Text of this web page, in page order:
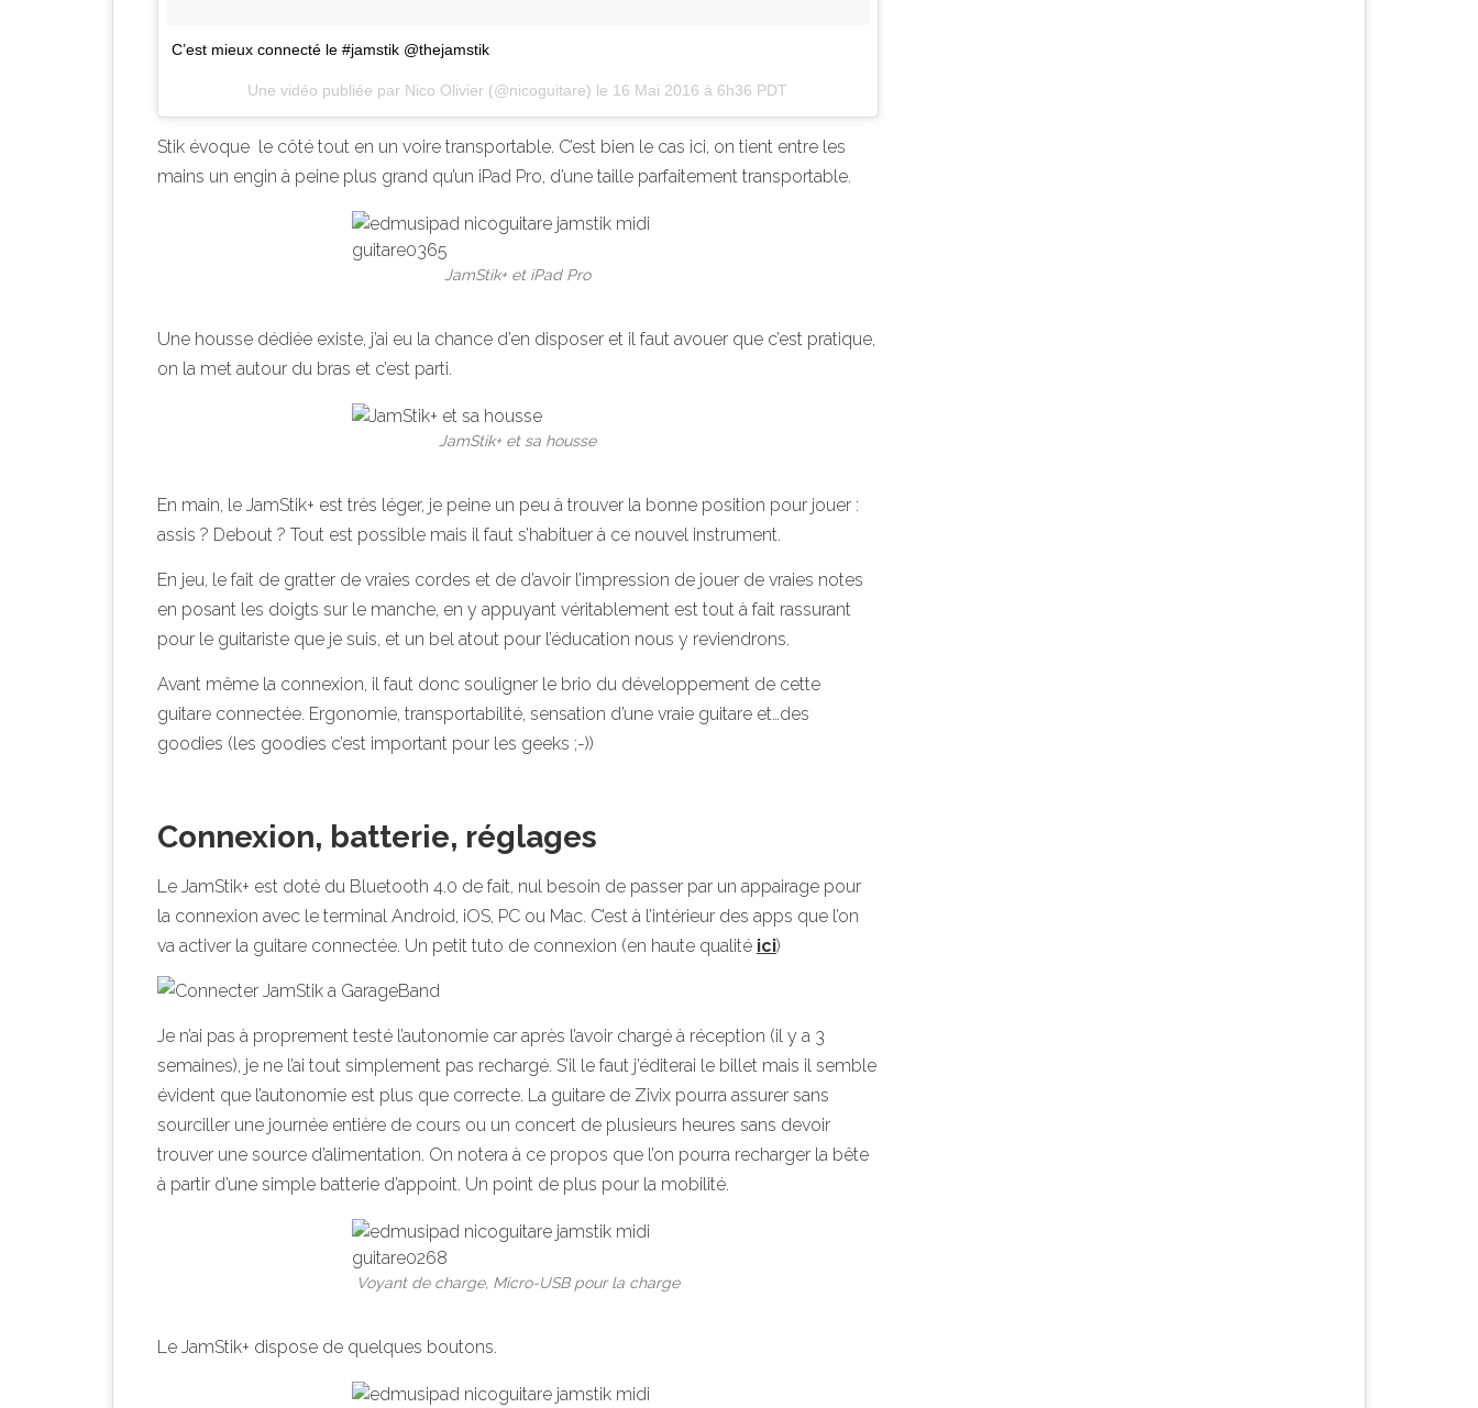
C’est mieux connecté le #jamstik @thejamstik
Une vidéo publiée par Nico Olivier (@nicoguitare) le 16 Mai 2016 à 6h36 PDT
Stik évoque le côté tout en un voire transportable. C’est bien le cas ici, on tient entre les
mains un engin à peine plus grand qu’un iPad Pro, d’une taille parfaitement transportable.
JamStik+ et iPad Pro
Une housse dédiée existe, j’ai eu la chance d’en disposer et il faut avouer que c’est pratique,
on la met autour du bras et c’est parti.
JamStik+ et sa housse
En main, le JamStik+ est très léger, je peine un peu à trouver la bonne position pour jouer :
assis ? Debout ? Tout est possible mais il faut s’habituer à ce nouvel instrument.
En jeu, le fait de gratter de vraies cordes et de d’avoir l’impression de jouer de vraies notes
en posant les doigts sur le manche, en y appuyant véritablement est tout à fait rassurant
pour le guitariste que je suis, et un bel atout pour l’éducation nous y reviendrons.
Avant même la connexion, il faut donc souligner le brio du développement de cette
guitare connectée. Ergonomie, transportabilité, sensation d’une vraie guitare et…des
goodies (les goodies c’est important pour les geeks ;-))
Connexion, batterie, réglages
Le JamStik+ est doté du Bluetooth 4.0 de fait, nul besoin de passer par un appairage pour
la connexion avec le terminal Android, iOS, PC ou Mac. C’est à l’intérieur des apps que l’on
va activer la guitare connectée. Un petit tuto de connexion (en haute qualité ici)
Je n’ai pas à proprement testé l’autonomie car après l’avoir chargé à réception (il y a 3
semaines), je ne l’ai tout simplement pas rechargé. S’il le faut j’éditerai le billet mais il semble
évident que l’autonomie est plus que correcte. La guitare de Zivix pourra assurer sans
sourciller une journée entière de cours ou un concert de plusieurs heures sans devoir
trouver une source d’alimentation. On notera à ce propos que l’on pourra recharger la bête
à partir d’une simple batterie d’appoint. Un point de plus pour la mobilité.
Voyant de charge, Micro-USB pour la charge
Le JamStik+ dispose de quelques boutons.